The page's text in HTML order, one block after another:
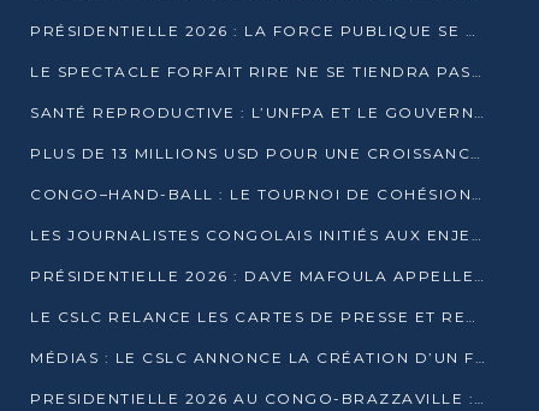
PRÉSIDENTIELLE 2026 : LA FORCE PUBLIQUE SE PRÉPARE À SÉCURISER LE SCRUTIN
LE SPECTACLE FORFAIT RIRE NE SE TIENDRA PAS LE 1ER JANVIER
SANTÉ REPRODUCTIVE : L’UNFPA ET LE GOUVERNEMENT AFFINENT LES PRIORITÉS DE 2026
PLUS DE 13 MILLIONS USD POUR UNE CROISSANCE VERTE ET SOUVERAINE
CONGO–HAND-BALL : LE TOURNOI DE COHÉSION ET DE FRATERNITÉ ALLUME SES LAMPIONS À BRAZZAVILLE
LES JOURNALISTES CONGOLAIS INITIÉS AUX ENJEUX DE L’ÉCONOMIE BLEUE
PRÉSIDENTIELLE 2026 : DAVE MAFOULA APPELLE LES CONGOLAIS À UN « NOUVEAU DÉPART »
LE CSLC RELANCE LES CARTES DE PRESSE ET RECONNAÎT OFFICIELLEMENT LES MÉDIAS EN LIGNE
MÉDIAS : LE CSLC ANNONCE LA CRÉATION D’UN FONDS D’APPUI À LA PRESSE
PRESIDENTIELLE 2026 AU CONGO-BRAZZAVILLE : UN CASTING ÉLARGI